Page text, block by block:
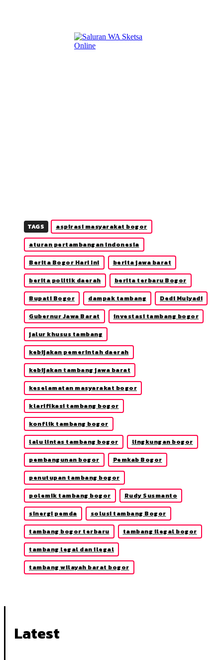
TAGS
aspirasi masyarakat bogor
aturan pertambangan indonesia
Berita Bogor Hari Ini
berita jawa barat
berita politik daerah
berita terbaru Bogor
Bupati Bogor
dampak tambang
Dedi Mulyadi
Gubernur Jawa Barat
investasi tambang bogor
jalur khusus tambang
kebijakan pemerintah daerah
kebijakan tambang jawa barat
keselamatan masyarakat bogor
klarifikasi tambang bogor
konflik tambang bogor
lalu lintas tambang bogor
lingkungan bogor
pembangunan bogor
Pemkab Bogor
penutupan tambang bogor
polemik tambang bogor
Rudy Susmanto
sinergi pemda
solusi tambang Bogor
tambang bogor terbaru
tambang ilegal bogor
tambang legal dan ilegal
tambang wilayah barat bogor
Latest